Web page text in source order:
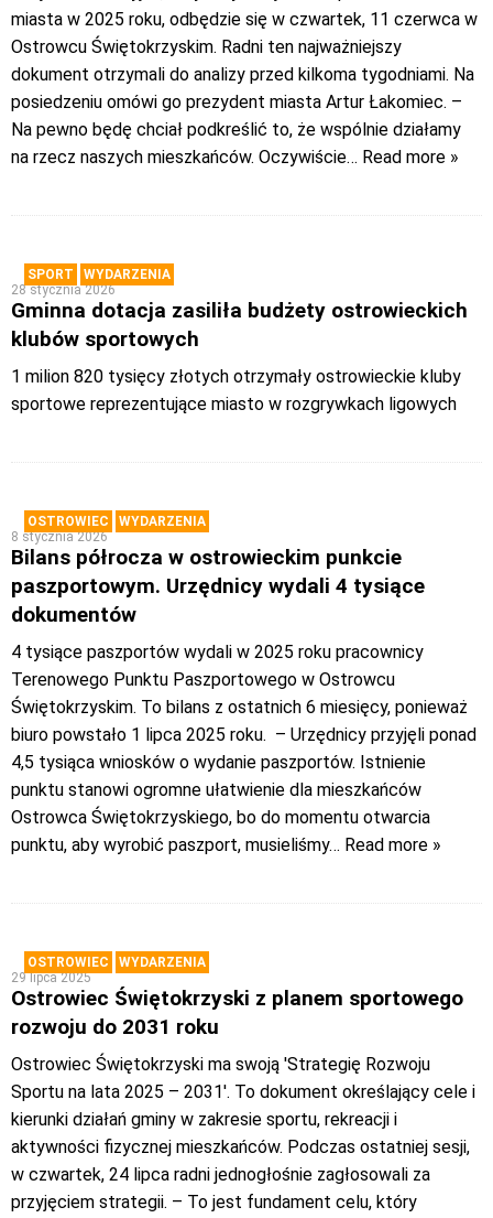
miasta w 2025 roku, odbędzie się w czwartek, 11 czerwca w
Ostrowcu Świętokrzyskim. Radni ten najważniejszy
dokument otrzymali do analizy przed kilkoma tygodniami. Na
posiedzeniu omówi go prezydent miasta Artur Łakomiec. –
Na pewno będę chciał podkreślić to, że wspólnie działamy
na rzecz naszych mieszkańców. Oczywiście… Read more »
SPORT
WYDARZENIA
28 stycznia 2026
Gminna dotacja zasiliła budżety ostrowieckich
klubów sportowych
1 milion 820 tysięcy złotych otrzymały ostrowieckie kluby
sportowe reprezentujące miasto w rozgrywkach ligowych
OSTROWIEC
WYDARZENIA
8 stycznia 2026
Bilans półrocza w ostrowieckim punkcie
paszportowym. Urzędnicy wydali 4 tysiące
dokumentów
4 tysiące paszportów wydali w 2025 roku pracownicy
Terenowego Punktu Paszportowego w Ostrowcu
Świętokrzyskim. To bilans z ostatnich 6 miesięcy, ponieważ
biuro powstało 1 lipca 2025 roku. – Urzędnicy przyjęli ponad
4,5 tysiąca wniosków o wydanie paszportów. Istnienie
punktu stanowi ogromne ułatwienie dla mieszkańców
Ostrowca Świętokrzyskiego, bo do momentu otwarcia
punktu, aby wyrobić paszport, musieliśmy… Read more »
OSTROWIEC
WYDARZENIA
29 lipca 2025
Ostrowiec Świętokrzyski z planem sportowego
rozwoju do 2031 roku
Ostrowiec Świętokrzyski ma swoją 'Strategię Rozwoju
Sportu na lata 2025 – 2031′. To dokument określający cele i
kierunki działań gminy w zakresie sportu, rekreacji i
aktywności fizycznej mieszkańców. Podczas ostatniej sesji,
w czwartek, 24 lipca radni jednogłośnie zagłosowali za
przyjęciem strategii. – To jest fundament celu, który